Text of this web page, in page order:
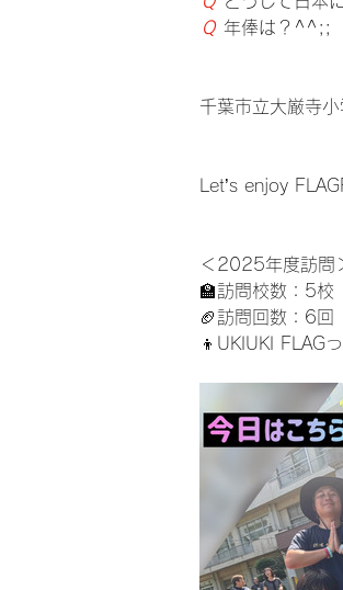
Ｑ 年俸は？^^;;
千葉市立大厳寺
Let’s enjoy
＜2025年度訪問
🏫訪問校数：5校
🏈訪問回数：6回
👦UKIUKI FLAG